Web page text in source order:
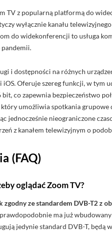
TV z popularną platformą do
wyłącznie kanału
do widekonferencji to usługa
pandemii.
i dostępności na różnych
Oferuje szereg funkcji, w tym
co zapewnia bezpieczeństwo
który umożliwia spotkania
jednocześnie nieograniczone
z kanałem telewizyjnym o
(FAQ)
oglądać Zoom TV?
ze standardem DVB-T2 z
ma już
jedynie standard DVB-T, będą